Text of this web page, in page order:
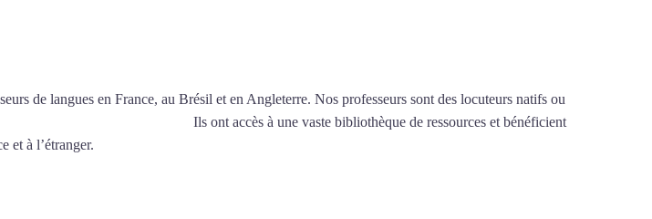
de langues en France, au Brésil et en Angleterre. Nos professeurs sont des locuteurs natifs ou
Ils ont accès à une vaste bibliothèque de ressources et bénéficient
et à l’étranger.